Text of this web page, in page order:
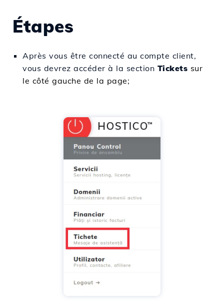
Étapes
Après vous être connecté au compte client,
vous devrez accéder à la section Tickets sur
le côté gauche de la page;